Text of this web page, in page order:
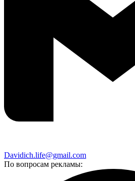
Davidich.life@gmail.com
По вопросам рекламы: